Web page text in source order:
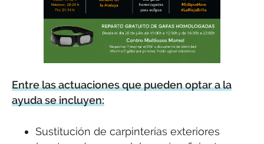
Entre las actuaciones que pueden optar a la
ayuda se incluyen:
Sustitución de carpinterías exteriores